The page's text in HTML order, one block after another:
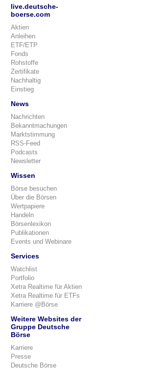
live.deutsche-
boerse.com
Aktien
Anleihen
ETF/ETP
Fonds
Rohstoffe
Zertifikate
Nachhaltig
Einstieg
News
Nachrichten
Bekanntmachungen
Marktstimmung
RSS-Feed
Podcasts
Newsletter
Wissen
Börse besuchen
Über die Börsen
Wertpapiere
Handeln
Börsenlexikon
Publikationen
Events und Webinare
Services
Watchlist
Portfolio
Xetra Realtime für Aktien
Xetra Realtime für ETFs
Karriere @Börse
Weitere Websites der
Gruppe Deutsche
Börse
Karriere
Presse
Deutsche Börse